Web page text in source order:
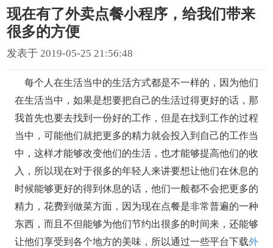
现在有了外卖点餐小程序，给我们带来
很多的方便
发表于 2019-05-25 21:56:48
每个人在生活当中的生活方式都是不一样的，因为他们
在生活当中，如果是想要把自己的生活过得更好的话，那
我首先也要去找到一份好的工作，但是在找到工作的过程
当中，可能他们就把更多的精力就会投入到自己的工作当
中，这样才能够改变他们的生活，也才能够提高他们的收
入，所以现在对于很多的年轻人来讲要想让他们在休息的
时候能够更好的得到休息的话，他们一般都不会把更多的
精力，花费到做菜方面，因为现在点餐是非常普遍的一种
东西，而且不但能够为他们节约出很多的时间来，还能够
让他们享受到各个地方的美味，所以通过一些平台下载外